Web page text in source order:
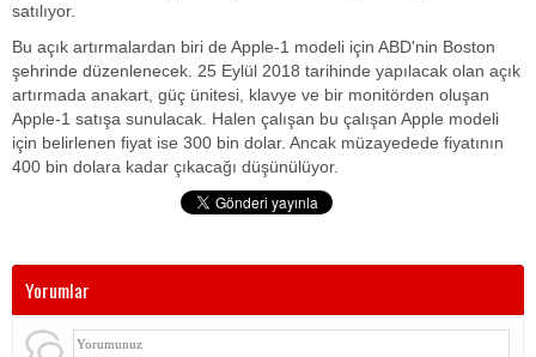
satılıyor.
Bu açık artırmalardan biri de Apple-1 modeli için ABD'nin Boston
şehrinde düzenlenecek. 25 Eylül 2018 tarihinde yapılacak olan açık
artırmada anakart, güç ünitesi, klavye ve bir monitörden oluşan
Apple-1 satışa sunulacak. Halen çalışan bu çalışan Apple modeli
için belirlenen fiyat ise 300 bin dolar. Ancak müzayedede fiyatının
400 bin dolara kadar çıkacağı düşünülüyor.
Yorumlar